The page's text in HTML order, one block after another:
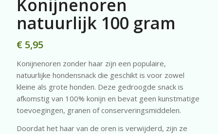
Konijnenoren
natuurlijk 100 gram
€5,95
Konijnenoren zonder haar zijn een populaire,
natuurlijke hondensnack die geschikt is voor zowel
kleine als grote honden. Deze gedroogde snack is
afkomstig van 100% konijn en bevat geen kunstmatige
toevoegingen, granen of conserveringsmiddelen.
Doordat het haar van de oren is verwijderd, zijn ze